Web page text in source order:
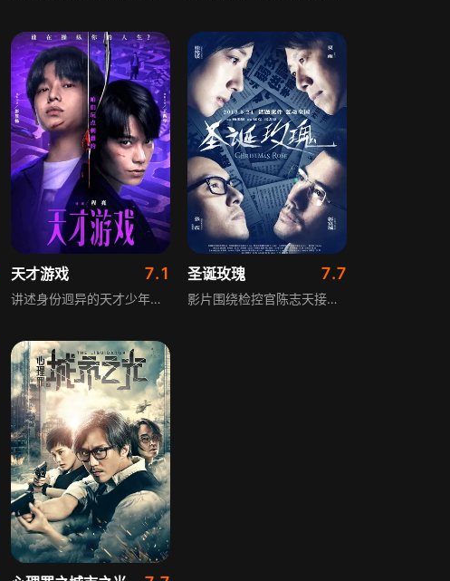
天才游戏 7.1
讲述身份迥异的天才少年刘全龙与富家少年陈伦，因缘际会下开始了一场人生交换，两个少年的人生就此错位，一场充满未知的命运冒险游戏就此开启，他们将在这场交换中经历不同的人生轨迹，面临各种考验与抉择，展现少年成长与命运的交织。
圣诞玫瑰 7.7
影片围绕检控官陈志天接手的首起性侵案展开，下肢残疾的钢琴女教师李静称被医生周文瑄强暴，她同时也是周文瑄女儿的钢琴老师。陈志天坚信李静受害全力维权，周文瑄则找来陈志天前同事辩护，案件引发社会强烈反响，原被告生活受严重干扰，背后还藏着不为人知的隐情与秘密。